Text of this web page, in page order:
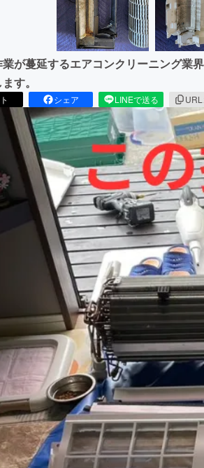
が蔓延するエアコンクリーニング業
す。
シェア LINEで送る